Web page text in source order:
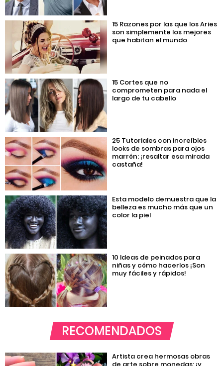
15 Razones por las que los Aries
son simplemente los mejores
que habitan el mundo
15 Cortes que no
comprometen para nada el
largo de tu cabello
25 Tutoriales con increíbles
looks de sombras para ojos
marrón; ¡resaltar esa mirada
castaña!
Esta modelo demuestra que la
belleza es mucho más que un
color la piel
10 Ideas de peinados para
niñas y cómo hacerlos ¡Son
muy fáciles y rápidos!
RECOMENDADOS
Artista crea hermosas obras